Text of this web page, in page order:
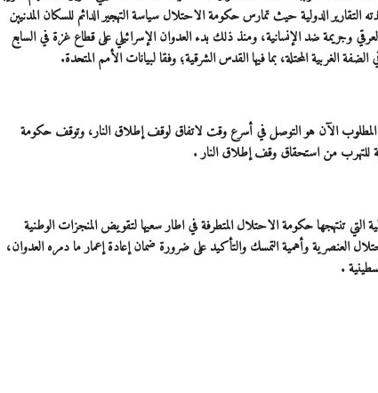
الدولية حيث تمارس حكومة الاحتلال سياسة التهجير الدائم للسكان المدنيين
وجريمة ضد الإنسانية، ومنذ ذلك بدء العدوان الإسرائيلي على قطاع غزة في السابع
.
المطلوب الآن هو التوصل في أسرع وقت لاتفاق لوقف إطلاق النار، وتوقف حكومة
للتهرب من استحقاق وقف إطلاق النار .
تنتهجها حكومة الاحتلال المتطرفة في اطار سعيها لتقويض المنجزات الوطنية
وأهمية التمسك والتأكيد على ضرورة ضمان إعادة إعمار ما دمره العدوان،
.